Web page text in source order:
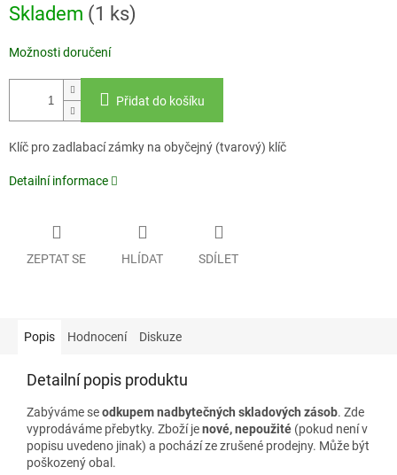
cena:
Skladem (1 ks)
Možnosti doručení
Přidat do košíku
Klíč pro zadlabací zámky na obyčejný (tvarový) klíč
Detailní informace
ZEPTAT SE HLÍDAT SDÍLET
Popis Hodnocení Diskuze
Detailní popis produktu
Zabýváme seodkupem nadbytečných skladových zásob. Zde
vyprodáváme přebytky. Zboží jenové, nepoužité (pokud není v
popisu uvedeno jinak) a pochází ze zrušené prodejny. Může být
poškozený obal.